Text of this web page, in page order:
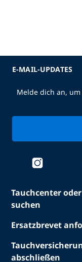
Tauchcenter
suchen
Ersatzbrevet
abschließen
E-MAIL-UPDATES
Melde dich an,